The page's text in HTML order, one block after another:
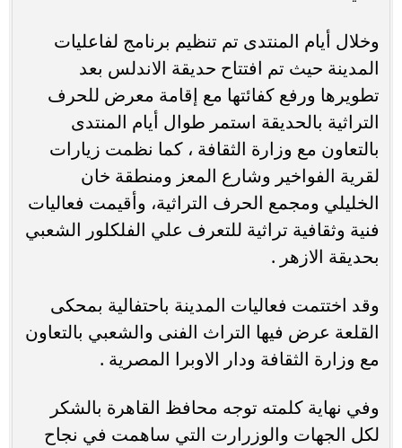
وخلال أيام المنتدى تم تنظيم برنامج لفاعليات
المدينة حيث تم افتتاح حديقة الاندلس بعد
تطويرها ورفع كفائتها مع إقامة معرض للحرف
التراثية بالحديقة استمر طوال أيام المنتدى
بالتعاون مع وزارة الثقافة ، كما نظمت زيارات
لقرية الفواخير وشارع المعز ومنطقة خان
الخليلي ومجمع الحرف التراثية، وأقيمت فعاليات
فنية وثقافية تراثية للتعرف علي الفلكلور الشعبي
بحديقة الازهر .
وقد اختتمت فعاليات المدينة باحتفالية بمحكى
القلعة عرض فيها التراث الفنى والشعبي بالتعاون
مع وزارة الثقافة ودار الاوبرا المصرية .
وفي نهاية كلمته توجه محافظ القاهرة بالشكر
لكل الجهات والوزرارت التي ساهمت في نجاح